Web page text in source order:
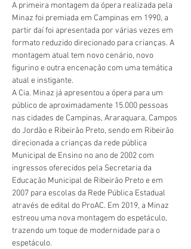
A primeira montagem da ópera realizada pela
Minaz foi premiada em Campinas em 1990, a
partir daí foi apresentada por várias vezes em
formato reduzido direcionado para crianças. A
montagem atual tem novo cenário, novo
figurino e outra encenação com uma temática
atual e instigante.
A Cia. Minaz já apresentou a ópera para um
público de aproximadamente 15.000 pessoas
nas cidades de Campinas, Araraquara, Campos
do Jordão e Ribeirão Preto, sendo em Ribeirão
direcionada a crianças da rede pública
Municipal de Ensino no ano de 2002 com
ingressos oferecidos pela Secretaria da
Educação Municipal de Ribeirão Preto e em
2007 para escolas da Rede Pública Estadual
através de edital do ProAC. Em 2019, a Minaz
estreou uma nova montagem do espetáculo,
trazendo um toque de modernidade para o
espetáculo.